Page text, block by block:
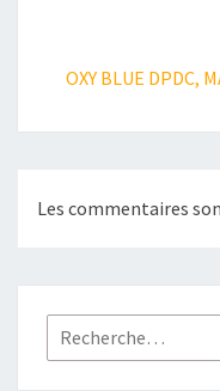
OXY BLUE DPDC,
Les commentaires
Rechercher :